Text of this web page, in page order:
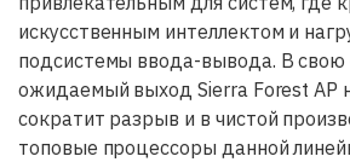
искусственным интеллектом и
подсистемы ввода-вывода. В свою
ожидаемый выход Sierra Forest AP
сократит разрыв и в чистой
топовые процессоры данной